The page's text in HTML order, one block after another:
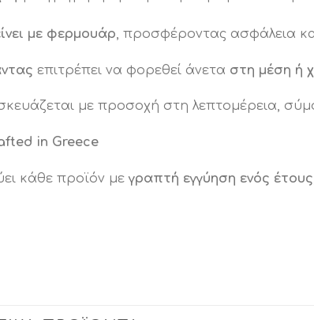
με φερμουάρ, προσφέροντας ασφάλεια
επιτρέπει να φορεθεί άνετα στη μέση ή
με προσοχή στη λεπτομέρεια,
in Greece
κάθε προϊόν με γραπτή εγγύηση ενός έτους